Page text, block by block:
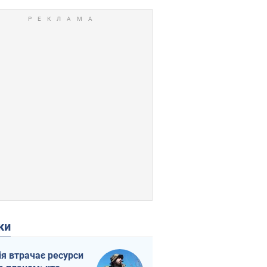
втрачає ресурси